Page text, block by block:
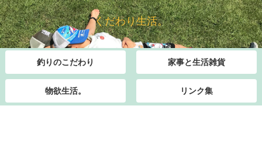
くだわり生活。
釣りのこだわり 家事と生活雑貨
物欲生活。 リンク集